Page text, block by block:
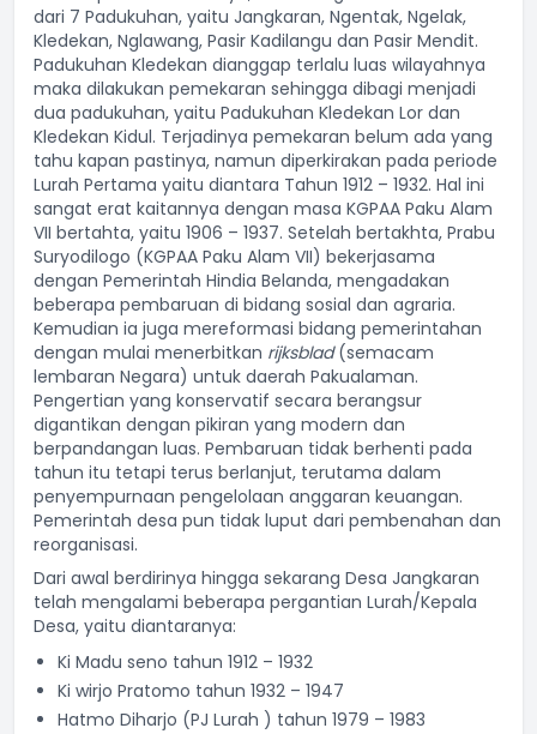
dari 7 Padukuhan, yaitu Jangkaran, Ngentak, Ngelak,
Kledekan, Nglawang, Pasir Kadilangu dan Pasir Mendit.
Padukuhan Kledekan dianggap terlalu luas wilayahnya
maka dilakukan pemekaran sehingga dibagi menjadi
dua padukuhan, yaitu Padukuhan Kledekan Lor dan
Kledekan Kidul. Terjadinya pemekaran belum ada yang
tahu kapan pastinya, namun diperkirakan pada periode
Lurah Pertama yaitu diantara Tahun 1912 – 1932. Hal ini
sangat erat kaitannya dengan masa KGPAA Paku Alam
VII bertahta, yaitu 1906 – 1937. Setelah bertakhta, Prabu
Suryodilogo (KGPAA Paku Alam VII) bekerjasama
dengan Pemerintah Hindia Belanda, mengadakan
beberapa pembaruan di bidang sosial dan agraria.
Kemudian ia juga mereformasi bidang pemerintahan
dengan mulai menerbitkan rijksblad(semacam
lembaran Negara) untuk daerah Pakualaman.
Pengertian yang konservatif secara berangsur
digantikan dengan pikiran yang modern dan
berpandangan luas. Pembaruan tidak berhenti pada
tahun itu tetapi terus berlanjut, terutama dalam
penyempurnaan pengelolaan anggaran keuangan.
Pemerintah desa pun tidak luput dari pembenahan dan
reorganisasi.
Dari awal berdirinya hingga sekarang Desa Jangkaran
telah mengalami beberapa pergantian Lurah/Kepala
Desa, yaitu diantaranya:
Ki Madu seno tahun 1912 – 1932
Ki wirjo Pratomo tahun 1932 – 1947
Hatmo Diharjo (PJ Lurah ) tahun 1979 – 1983